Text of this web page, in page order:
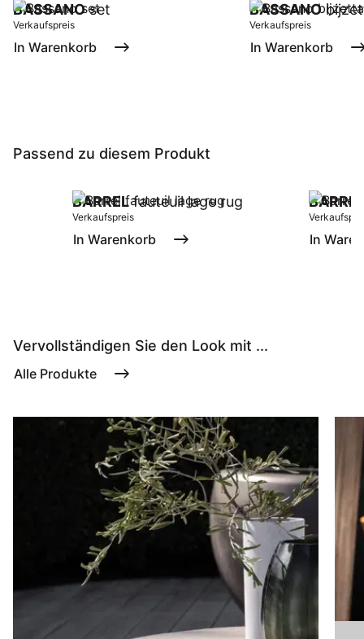
BASSANOset
Verkaufspreis
In Warenkorb
BASSANO
Verkaufspreis
In Warenkorb
Passend zu diesem Produkt
BARRELfauteuil lage rug
Verkaufspreis
In Warenkorb In
Vervollständigen Sie den Look mit ...
Alle Produkte